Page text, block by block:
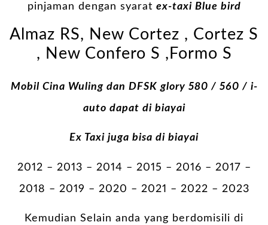
pinjaman dengan syarat ex-taxi Blue bird
Almaz RS, New Cortez , Cortez S
, New Confero S ,Formo S
Mobil Cina Wuling dan DFSK glory 580 / 560 / i-
auto dapat di biayai
Ex Taxi juga bisa di biayai
2012 – 2013 – 2014 – 2015 – 2016 – 2017 –
2018 – 2019 – 2020 – 2021 – 2022 – 2023
Kemudian Selain anda yang berdomisili di